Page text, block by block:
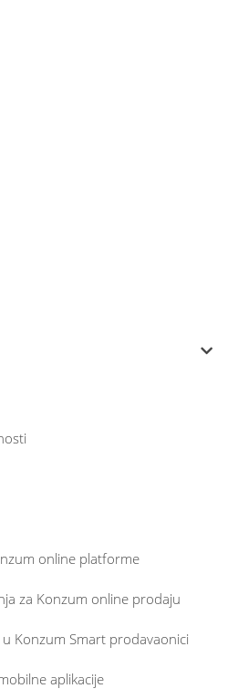
online platforme
za Konzum online prodaju
Konzum Smart prodavaonici
aplikacije